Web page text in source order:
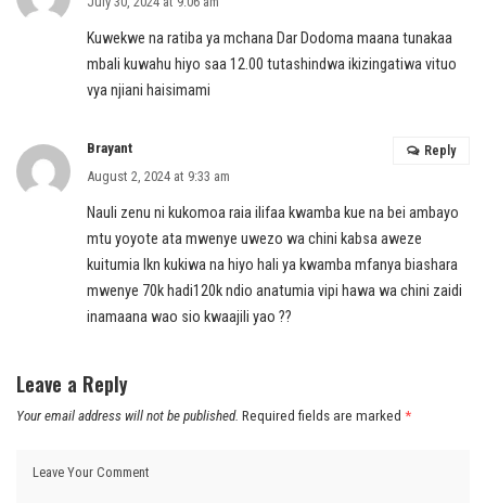
Kuwekwe na ratiba ya mchana Dar Dodoma maana tunakaa
mbali kuwahu hiyo saa 12.00 tutashindwa ikizingatiwa vituo
vya njiani haisimami
Brayant
August 2, 2024 at 9:33 am
Nauli zenu ni kukomoa raia ilifaa kwamba kue na bei ambayo
mtu yoyote ata mwenye uwezo wa chini kabsa aweze
kuitumia lkn kukiwa na hiyo hali ya kwamba mfanya biashara
mwenye 70k hadi120k ndio anatumia vipi hawa wa chini zaidi
inamaana wao sio kwaajili yao ??
Reply
Leave a Reply
Your email address will not be published. Required fields are marked *